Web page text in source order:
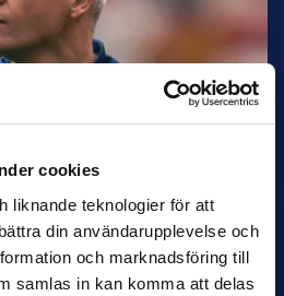
cookies
liknande teknologier för att
din användarupplevelse och
och marknadsföring till
samlas in kan komma att delas
i Malmö FF